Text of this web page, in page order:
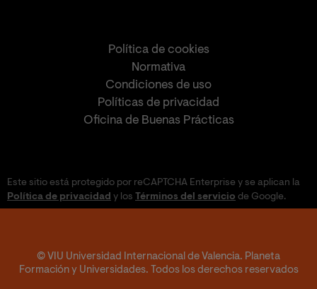
Política de cookies
Normativa
Condiciones de uso
Políticas de privacidad
Oficina de Buenas Prácticas
Este sitio está protegido por reCAPTCHA Enterprise y se aplican la
Política de privacidad y los Términos del servicio de Google.
© VIU Universidad Internacional de Valencia. Planeta
Formación y Universidades. Todos los derechos reservados